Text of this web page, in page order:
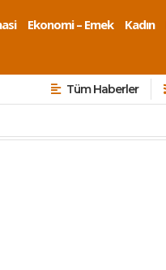
Ekonomi – Emek Kadın
Tüm Haberler